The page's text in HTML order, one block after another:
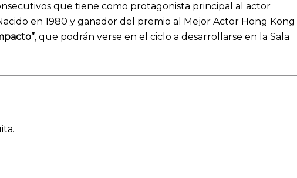
que tiene como protagonista principal al actor
en 1980 y ganador del premio al Mejor Actor Hong Kong
, que podrán verse en el ciclo a desarrollarse en la Sala